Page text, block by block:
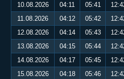
10.08.2026
04:11 05:41
11.08.2026
04:12 05:42
12.08.2026
04:14 05:43
13.08.2026
04:15 05:44
14.08.2026
04:17 05:45
15.08.2026
04:18 05:46